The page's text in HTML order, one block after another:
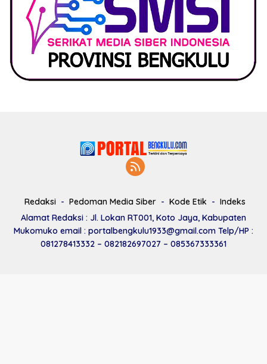
Redaksi Pedoman Media Siber Kode Etik
Indeks
Alamat Redaksi : Jl. Lokan RT001, Koto Jaya, Kabupaten
Mukomuko email : portalbengkulu1933@gmail.com Telp/HP :
081278413332 – 082182697027 – 085367333361